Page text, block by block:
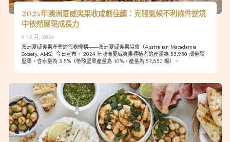
2024年澳洲夏威夷果收成創佳績：克服氣候不利條件逆境
中依然展現成長力
9 12 月, 2024
澳洲夏威夷果產業的代表機構——澳洲夏威夷果協會（Australian Macadamia
Society, AMS）今日宣布， 2024 年澳洲夏威夷果種植者的產量為 53,950 噸帶殼
堅果，含水量為 3.5%（帶殼堅果產量為 10%，產量為 57,850 噸）。